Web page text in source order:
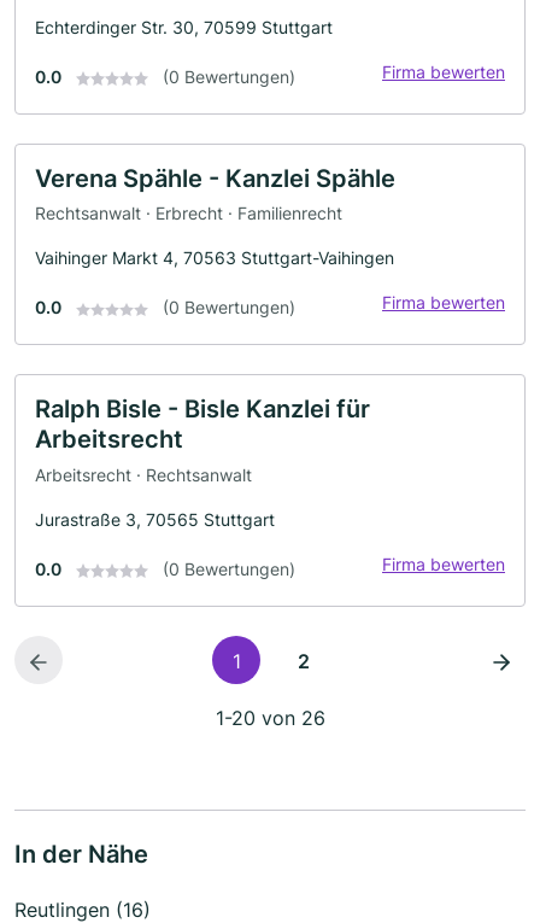
Echterdinger Str. 30, 70599 Stuttgart
0.0 (0 Bewertungen) Firma bewerten
Verena Spähle - Kanzlei Spähle
Rechtsanwalt · Erbrecht · Familienrecht
Vaihinger Markt 4, 70563 Stuttgart-Vaihingen
0.0 (0 Bewertungen) Firma bewerten
Ralph Bisle - Bisle Kanzlei für
Arbeitsrecht
Arbeitsrecht · Rechtsanwalt
Jurastraße 3, 70565 Stuttgart
0.0 (0 Bewertungen) Firma bewerten
1 2
1-20 von 26
In der Nähe
Reutlingen (16)